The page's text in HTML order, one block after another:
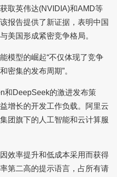
取英伟达(NVIDIA)和AMD等
报告提供了新证据，表明中国
美国形成紧密竞争格局。
模型的崛起“不仅体现了竞争
密集的发布周期”。
和DeepSeek的激进发布策
增长的开发工作负载。阿里云
团旗下的人工智能和云计算服
效率提升和低成本采用而获得
第二高的提示语言，占所有请